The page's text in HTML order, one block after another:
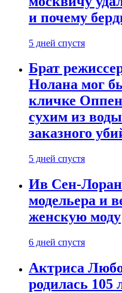
и почему
5 дней спустя
Брат
Нолана мог
кличке
сухим из
заказного
5 дней спустя
Ив Сен-
модельера и
женскую моду
6 дней спустя
Актриса
родилась 105